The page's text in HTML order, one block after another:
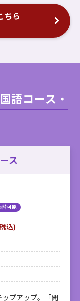
町看板の下のエスカ
ます。
ちら
語コース・
ス
替可能
込)
プアップ。「聞